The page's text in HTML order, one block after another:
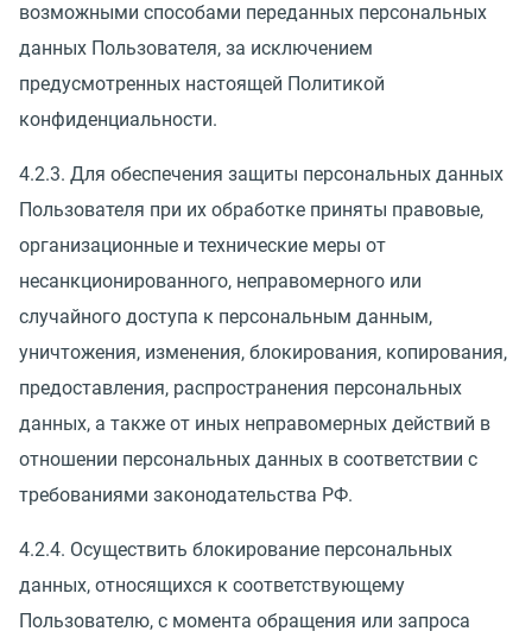
возможными способами переданных персональных
данных Пользователя, за исключением
предусмотренных настоящей Политикой
конфиденциальности.
4.2.3. Для обеспечения защиты персональных данных
Пользователя при их обработке приняты правовые,
организационные и технические меры от
несанкционированного, неправомерного или
случайного доступа к персональным данным,
уничтожения, изменения, блокирования, копирования,
предоставления, распространения персональных
данных, а также от иных неправомерных действий в
отношении персональных данных в соответствии с
требованиями законодательства РФ.
4.2.4. Осуществить блокирование персональных
данных, относящихся к соответствующему
Пользователю, с момента обращения или запроса